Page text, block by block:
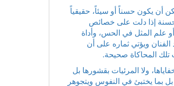
أن يكون حسناً أو سيئاً، حقيقياً
حسنة إذا دلت على خصائص
علم المثل في الحس، وأداة
الفنان ويؤتي ثماره على أن
تلك المحاكاة صحيحة.
ولا المرئيات بقشورها بل
بل بما يختبئ في النفوس ويتجوهر